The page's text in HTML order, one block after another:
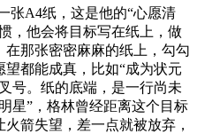
张A4纸，这是他的“心愿清
，他会将目标写在纸上，做
那张密密麻麻的纸上，勾勾
都能成真，比如“成为状元
号。纸的底端，是一行尚未
星”，格林曾经距离这个目标
箭失望，差一点就被放弃，